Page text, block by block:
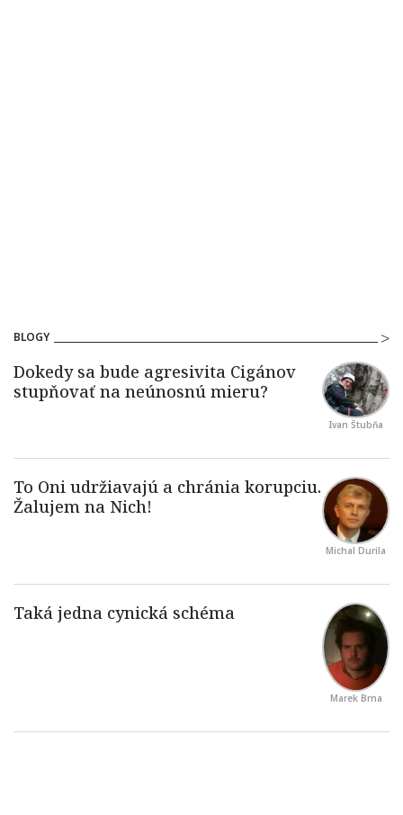
BLOGY
Ivan Štubňa
Michal Durila
Marek Brna